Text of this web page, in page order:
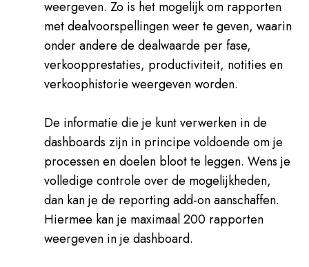
weergeven. Zo is het mogelijk om rapporten
met dealvoorspellingen weer te geven, waarin
onder andere de dealwaarde per fase,
verkoopprestaties, productiviteit, notities en
verkoophistorie weergeven worden.
De informatie die je kunt verwerken in de
dashboards zijn in principe voldoende om je
processen en doelen bloot te leggen. Wens je
volledige controle over de mogelijkheden,
dan kan je de reporting add-on aanschaffen.
Hiermee kan je maximaal 200 rapporten
weergeven in je dashboard.